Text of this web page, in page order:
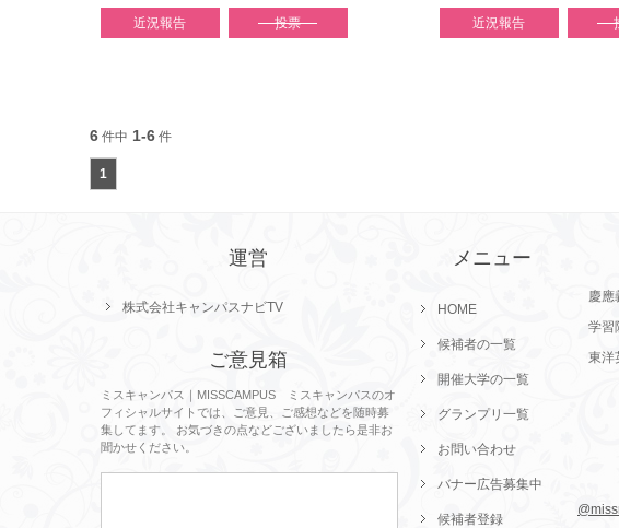
近況報告 投票 近況報告
6 件中 1-6 件
1
運営
株式会社キャンパスナビTV
ご意見箱
ミスキャンパス｜MISSCAMPUS ミスキャンパスのオ
フィシャルサイトでは、ご意見、ご感想などを随時募
集してます。 お気づきの点などございましたら是非お
聞かせください。
メニュー
HOME
候補者の一覧
開催大学の一覧
グランプリ一覧
お問い合わせ
バナー広告募集中
候補者登録
慶應
学習
東洋